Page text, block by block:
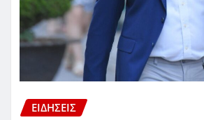
ΕΙΔΗΣΕΙΣ